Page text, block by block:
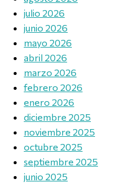
julio 2026
junio 2026
mayo 2026
abril 2026
marzo 2026
febrero 2026
enero 2026
diciembre 2025
noviembre 2025
octubre 2025
septiembre 2025
junio 2025